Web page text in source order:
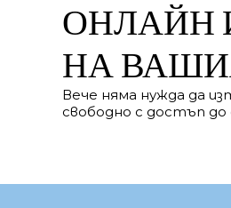
ОНЛАЙН
НА
Вече няма нужда да
свободно с достъп до